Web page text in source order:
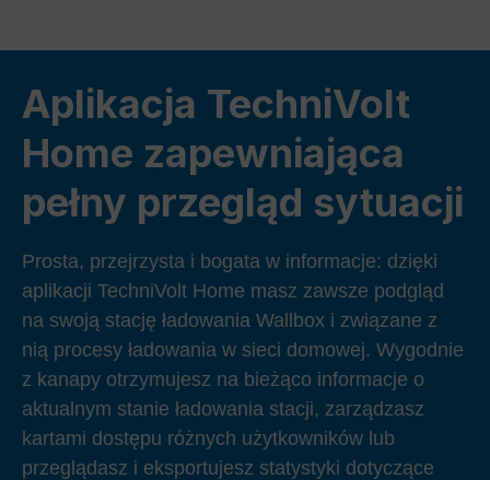
Aplikacja TechniVolt
Home zapewniająca
pełny przegląd sytuacji
Prosta, przejrzysta i bogata w informacje: dzięki
aplikacji TechniVolt Home masz zawsze podgląd
na swoją stację ładowania Wallbox i związane z
nią procesy ładowania w sieci domowej. Wygodnie
z kanapy otrzymujesz na bieżąco informacje o
aktualnym stanie ładowania stacji, zarządzasz
kartami dostępu różnych użytkowników lub
przeglądasz i eksportujesz statystyki dotyczące